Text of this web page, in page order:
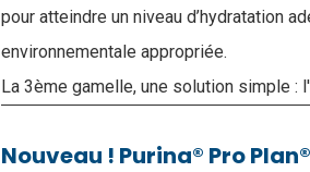
pour atteindre un niveau d’hydratation
environnementale appropriée.
La 3ème gamelle, une solution simple :
Nouveau ! Purina® Pro